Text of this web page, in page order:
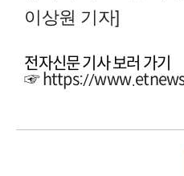
이상원 기자]
전자신문 기사 보러 가기
☞ https://